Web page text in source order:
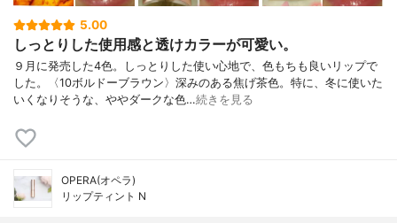
5.00
しっとりした使用感と透けカラーが可愛い。
９月に発売した4色。しっとりした使い心地で、色もちも良いリップで
した。〈10ボルドーブラウン〉深みのある焦げ茶色。特に、冬に使いた
いくなりそうな、ややダークな色…続きを見る
OPERA(オペラ)
リップティント N